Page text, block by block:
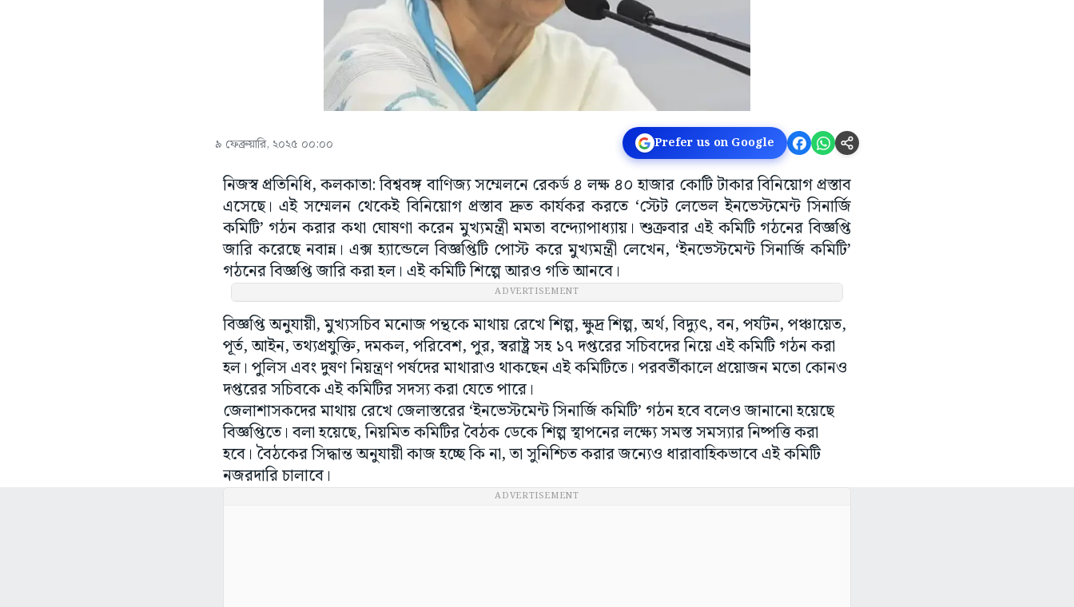
৯ ফেব্রুয়ারি, ২০২৫ ০০:০০ Prefer us on Google
নিজস্ব প্রতিনিধি, কলকাতা: বিশ্ববঙ্গ বাণিজ্য সম্মেলনে রেকর্ড ৪ লক্ষ ৪০ হাজার কোটি টাকার বিনিয়োগ প্রস্তাব
এসেছে। এই সম্মেলন থেকেই বিনিয়োগ প্রস্তাব দ্রুত কার্যকর করতে ‘স্টেট লেভেল ইনভেস্টমেন্ট সিনার্জি
কমিটি’ গঠন করার কথা ঘোষণা করেন মুখ্যমন্ত্রী মমতা বন্দ্যোপাধ্যায়। শুক্রবার এই কমিটি গঠনের বিজ্ঞপ্তি
জারি করেছে নবান্ন। এক্স হ্যান্ডেলে বিজ্ঞপ্তিটি পোস্ট করে মুখ্যমন্ত্রী লেখেন, ‘ইনভেস্টমেন্ট সিনার্জি কমিটি’
গঠনের বিজ্ঞপ্তি জারি করা হল। এই কমিটি শিল্পে আরও গতি আনবে।
ADVERTISEMENT
বিজ্ঞপ্তি অনুযায়ী, মুখ্যসচিব মনোজ পন্থকে মাথায় রেখে শিল্প, ক্ষুদ্র শিল্প, অর্থ, বিদ্যুৎ, বন, পর্যটন, পঞ্চায়েত,
পূর্ত, আইন, তথ্যপ্রযুক্তি, দমকল, পরিবেশ, পুর, স্বরাষ্ট্র সহ ১৭ দপ্তরের সচিবদের নিয়ে এই কমিটি গঠন করা
হল। পুলিস এবং দুষণ নিয়ন্ত্রণ পর্ষদের মাথারাও থাকছেন এই কমিটিতে। পরবর্তীকালে প্রয়োজন মতো কোনও
দপ্তরের সচিবকে এই কমিটির সদস্য করা যেতে পারে।
জেলাশাসকদের মাথায় রেখে জেলাস্তরের ‘ইনভেস্টমেন্ট সিনার্জি কমিটি’ গঠন হবে বলেও জানানো হয়েছে
বিজ্ঞপ্তিতে। বলা হয়েছে, নিয়মিত কমিটির বৈঠক ডেকে শিল্প স্থাপনের লক্ষ্যে সমস্ত সমস্যার নিষ্পত্তি করা
হবে। বৈঠকের সিদ্ধান্ত অনুযায়ী কাজ হচ্ছে কি না, তা সুনিশ্চিত করার জন্যেও ধারাবাহিকভাবে এই কমিটি
নজরদারি চালাবে।
ADVERTISEMENT